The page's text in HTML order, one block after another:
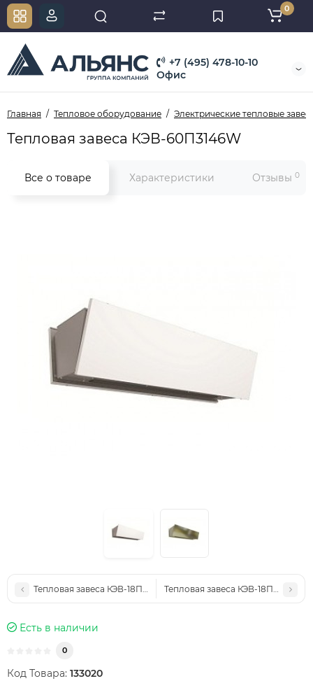
+7 (495) 478-10-10
Офис
0
Главная Тепловое оборудование Электрические тепловые
Тепловая завеса КЭВ-60П3146W
Все о товаре Характеристики Отзывы 0
Тепловая завеса КЭВ-18П4046ЕТепловая завеса КЭВ-18П3026E
Есть в наличии
0
Код Товара: 133020